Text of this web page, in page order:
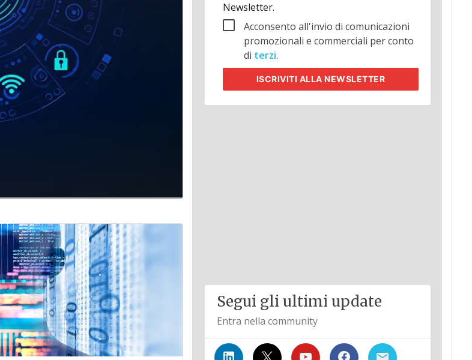
Newsletter.
Acconsento all'invio di comunicazioni
promozionali e commerciali per conto
di terzi.
ISCRIVITI ALLA NEWSLETTER
Segui gli ultimi update
Entra nella community